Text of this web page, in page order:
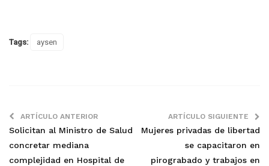
Tags: aysen
ARTÍCULO ANTERIOR
Solicitan al Ministro de Salud
concretar mediana
complejidad en Hospital de
ARTÍCULO SIGUIENTE
Mujeres privadas de libertad
se capacitaron en
pirograbado y trabajos en